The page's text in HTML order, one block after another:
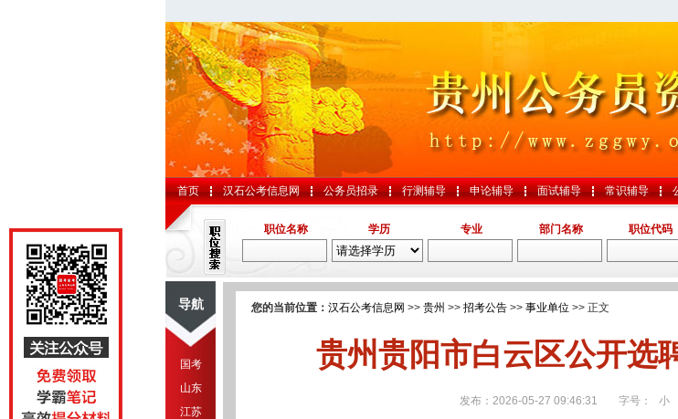
首页 汉石公考信息网 公务员招录 行测辅导 申论辅导 面试辅导 常识辅导
职位名称 学历 专业 部门名称 职位代码
导航
国考
山东
江苏
您的当前位置： 汉石公考信息网 >> 贵州 >> 招考公告 >> 事业单位 >> 正文
贵州贵阳市白云区公开选
发布：2026-05-27 09:46:31 字号： 小